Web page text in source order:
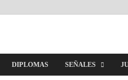
DIPLOMAS SEÑALES